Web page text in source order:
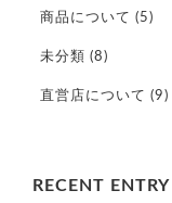
商品について (5)
未分類 (8)
直営店について (9)
RECENT ENTRY